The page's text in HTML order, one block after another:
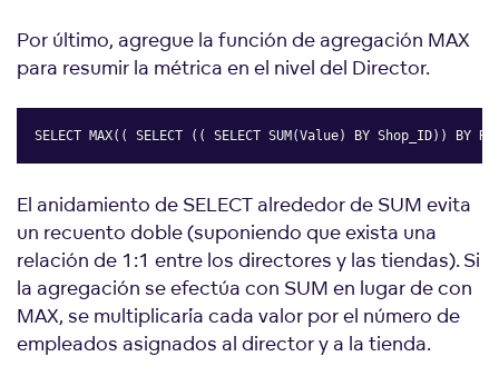
Por último, agregue la función de agregación MAX
para resumir la métrica en el nivel del Director.
SELECT MAX(( SELECT (( SELECT SUM(Value) BY Shop_ID)) BY
Copy
El anidamiento de SELECT alrededor de SUM evita
un recuento doble (suponiendo que exista una
relación de 1:1 entre los directores y las tiendas). Si
la agregación se efectúa con SUM en lugar de con
MAX, se multiplicaría cada valor por el número de
empleados asignados al director y a la tienda.